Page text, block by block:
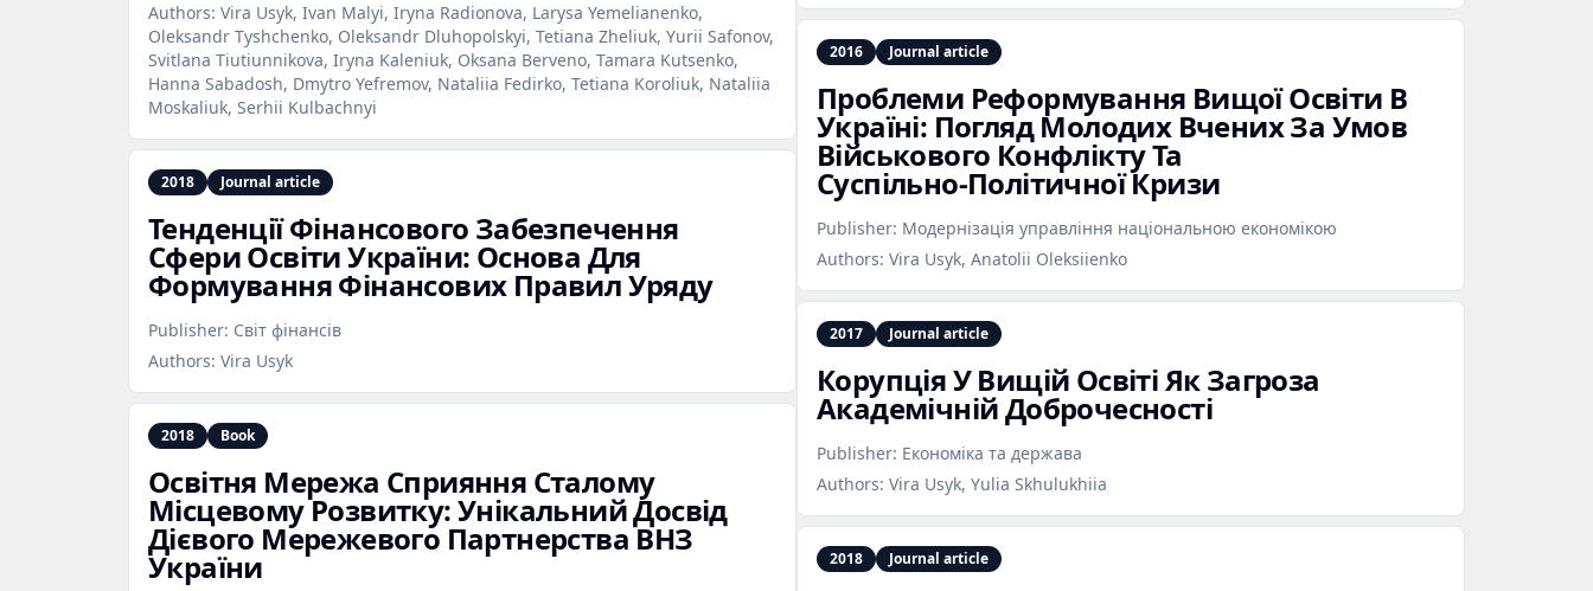
Authors: Vira Usyk, Ivan Malyi, Iryna Radionova, Larysa Yemelianenko,
Oleksandr Tyshchenko, Oleksandr Dluhopolskyi, Tetiana Zheliuk, Yurii Safonov,
Svitlana Tiutiunnikova, Iryna Kaleniuk, Oksana Berveno, Tamara Kutsenko,
Hanna Sabadosh, Dmytro Yefremov, Nataliia Fedirko, Tetiana Koroliuk, Nataliia
Moskaliuk, Serhii Kulbachnyi
2018 Journal article
Тенденції Фінансового Забезпечення
Сфери Освіти України: Основа Для
Формування Фінансових Правил Уряду
Publisher: Світ фінансів
Authors: Vira Usyk
2018 Book
Освітня Мережа Сприяння Сталому
Місцевому Розвитку: Унікальний Досвід
Дієвого Мережевого Партнерства ВНЗ
України
2016 Journal article
Проблеми Реформування Вищої Освіти В
Україні: Погляд Молодих Вчених За Умов
Військового Конфлікту Та
Суспільно‑Політичної Кризи
Publisher: Модернізація управління національною економікою
Authors: Vira Usyk, Anatolii Oleksiienko
2017 Journal article
Корупція У Вищій Освіті Як Загроза
Академічній Доброчесності
Publisher: Економіка та держава
Authors: Vira Usyk, Yulia Skhulukhiia
2018 Journal article